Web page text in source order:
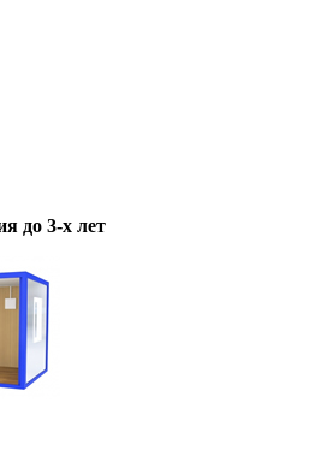
до 3-х лет